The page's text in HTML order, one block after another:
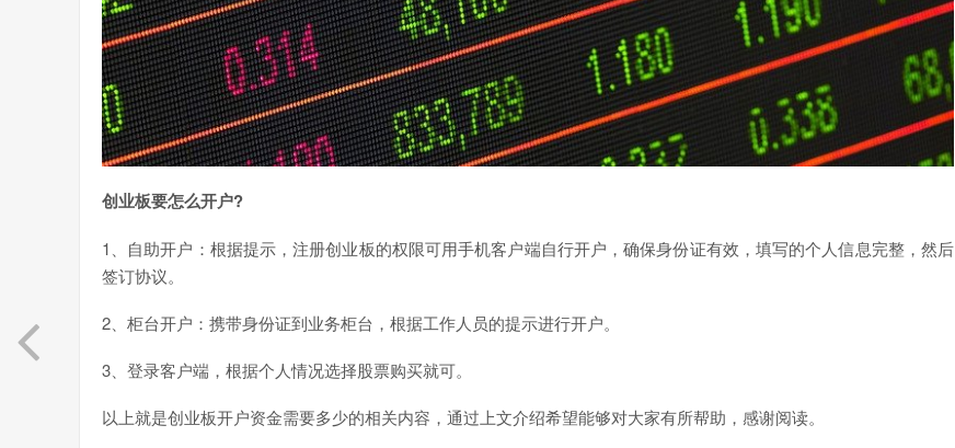
创业板要怎么开户?
1、自助开户：根据提示，注册创业板的权限可用手机客户端自行开户，确保身份证有效，填写的个人信息完整，然后
签订协议。
2、柜台开户：携带身份证到业务柜台，根据工作人员的提示进行开户。
3、登录客户端，根据个人情况选择股票购买就可。
以上就是创业板开户资金需要多少的相关内容，通过上文介绍希望能够对大家有所帮助，感谢阅读。